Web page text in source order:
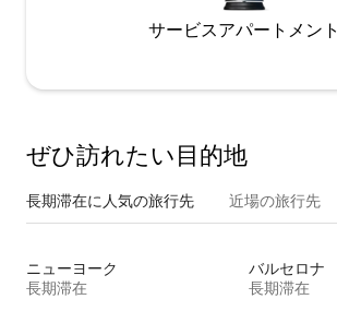
サービスアパートメント
ぜひ訪⁠れ⁠た⁠い目⁠的⁠地
長期滞在に人気の旅行先 近場の旅行先
ニューヨーク
長期滞在
バルセロナ
長期滞在